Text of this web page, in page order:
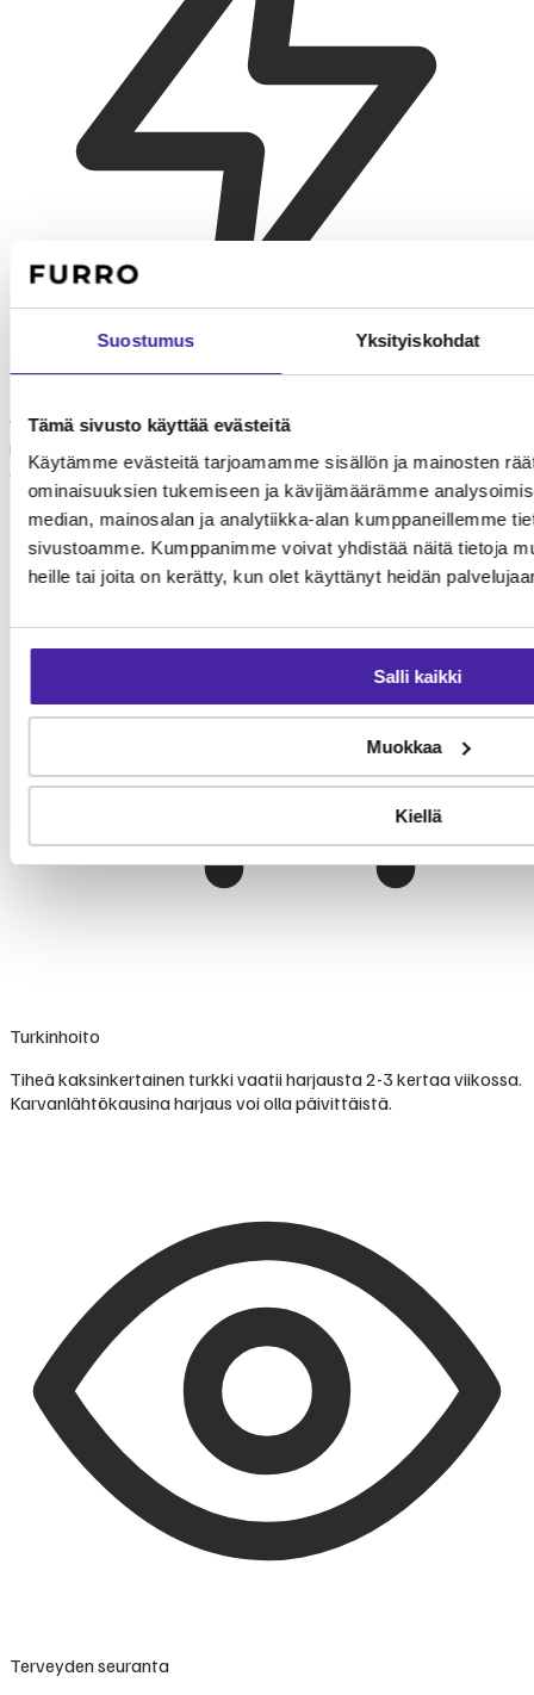
Suostumus Yksityiskohdat
Tämä sivusto käyttää evästeitä
Käytämme evästeitä tarjoamamme sisällön ja mainosten
ominaisuuksien tukemiseen ja kävijämäärämme
median, mainosalan ja analytiikka-alan kumppaneillemme
sivustoamme. Kumppanimme voivat yhdistää näitä tietoja
heille tai joita on kerätty, kun olet käyttänyt heidän
Salli kaikki
Muokkaa
Kiellä
Leikki ja painonhallinta
Venäjänsininen tarvitsee päivittäin 20-30 minuuttia leikkiä
lihavuuden ehkäisemiseksi. Saalistuspelit ja interaktiiviset lelut
aktivoivat parhaiten.
Turkinhoito
Tiheä kaksinkertainen turkki vaatii harjausta 2-3 kertaa viikossa.
Karvanlähtökausina harjaus voi olla päivittäistä.
Terveyden seuranta